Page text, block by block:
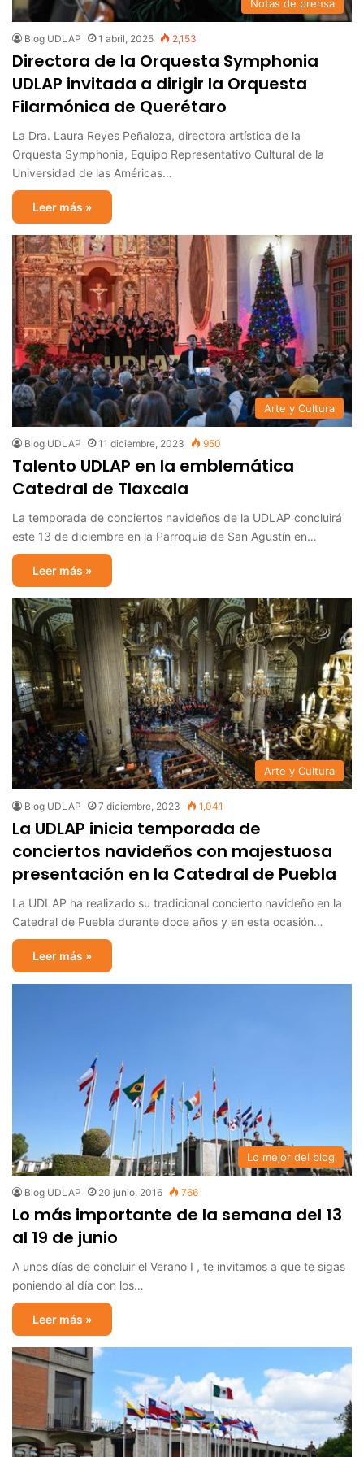
Notas de prensa
Blog UDLAP 1 abril, 2025 2,153
Directora de la Orquesta Symphonia
UDLAP invitada a dirigir la Orquesta
Filarmónica de Querétaro
La Dra. Laura Reyes Peñaloza, directora artística de la
Orquesta Symphonia, Equipo Representativo Cultural de la
Universidad de las Américas…
Leer más »
Arte y Cultura
Blog UDLAP 11 diciembre, 2023 950
Talento UDLAP en la emblemática
Catedral de Tlaxcala
La temporada de conciertos navideños de la UDLAP concluirá
este 13 de diciembre en la Parroquia de San Agustín en…
Leer más »
Arte y Cultura
Blog UDLAP 7 diciembre, 2023 1,041
La UDLAP inicia temporada de
conciertos navideños con majestuosa
presentación en la Catedral de Puebla
La UDLAP ha realizado su tradicional concierto navideño en la
Catedral de Puebla durante doce años y en esta ocasión…
Leer más »
Lo mejor del blog
Blog UDLAP 20 junio, 2016 766
Lo más importante de la semana del 13
al 19 de junio
A unos días de concluir el Verano I , te invitamos a que te sigas
poniendo al día con los…
Leer más »